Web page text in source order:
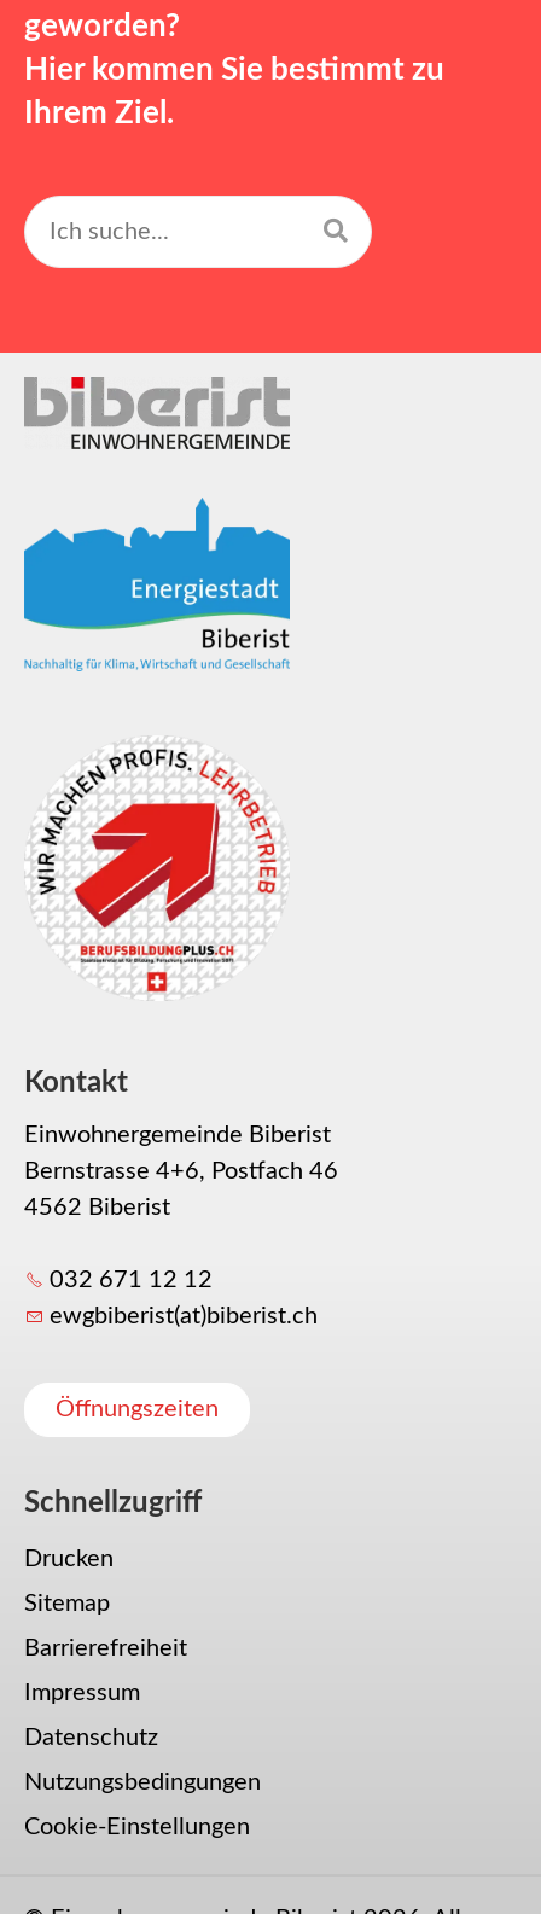
geworden?
Hier kommen Sie bestimmt zu
Ihrem Ziel.
Kontakt
Einwohnergemeinde Biberist
Bernstrasse 4+6, Postfach 46
4562 Biberist
032 671 12 12
ewgbiberist(at)biberist.ch
Öffnungszeiten
Schnellzugriff
Drucken
Sitemap
Barrierefreiheit
Impressum
Datenschutz
Nutzungsbedingungen
Cookie-Einstellungen